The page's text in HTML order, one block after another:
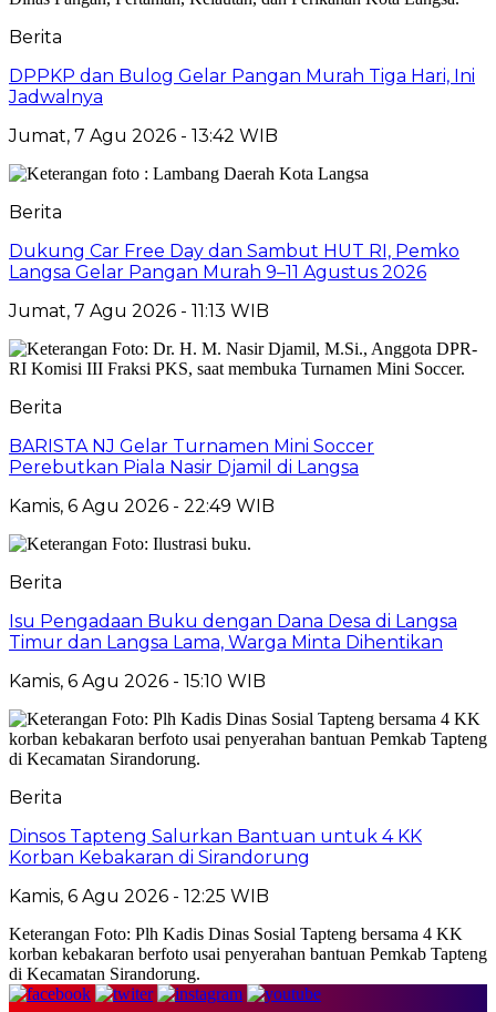
Berita
DPPKP dan Bulog Gelar Pangan Murah Tiga Hari, Ini
Jadwalnya
Jumat, 7 Agu 2026 - 13:42 WIB
Berita
Dukung Car Free Day dan Sambut HUT RI, Pemko
Langsa Gelar Pangan Murah 9–11 Agustus 2026
Jumat, 7 Agu 2026 - 11:13 WIB
Berita
BARISTA NJ Gelar Turnamen Mini Soccer
Perebutkan Piala Nasir Djamil di Langsa
Kamis, 6 Agu 2026 - 22:49 WIB
Berita
Isu Pengadaan Buku dengan Dana Desa di Langsa
Timur dan Langsa Lama, Warga Minta Dihentikan
Kamis, 6 Agu 2026 - 15:10 WIB
Berita
Dinsos Tapteng Salurkan Bantuan untuk 4 KK
Korban Kebakaran di Sirandorung
Kamis, 6 Agu 2026 - 12:25 WIB
Keterangan Foto: Plh Kadis Dinas Sosial Tapteng bersama 4 KK
korban kebakaran berfoto usai penyerahan bantuan Pemkab Tapteng
di Kecamatan Sirandorung.